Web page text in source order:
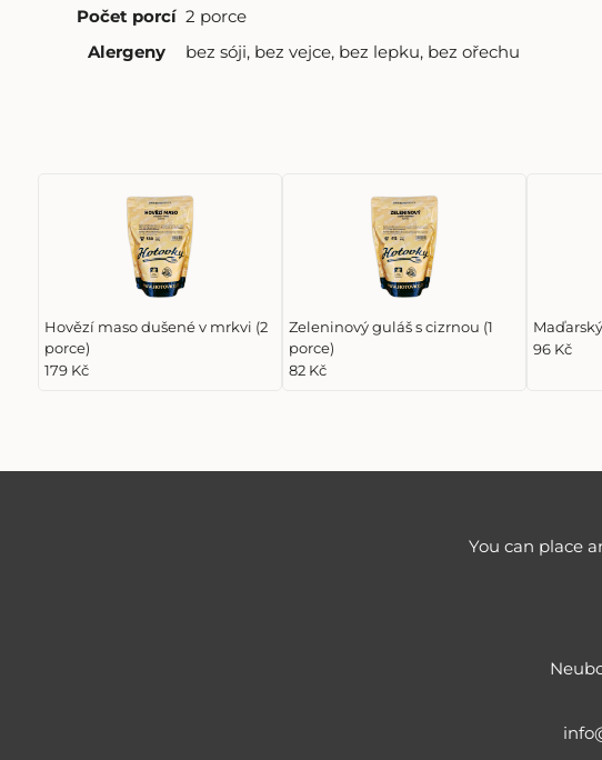
Počet porcí 2 porce
Alergeny
bez sóji, bez vejce, bez lepku, bez ořechu
Hovězí maso dušené v mrkvi (2
porce)
179 Kč
Zeleninový guláš s cizrnou (1
porce)
82 Kč
96 Kč
You can place